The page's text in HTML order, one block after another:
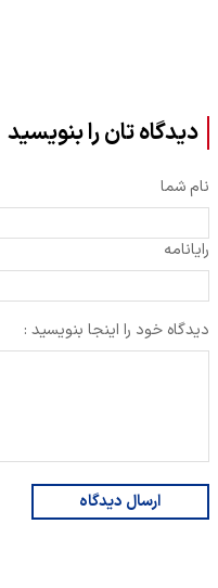
دیدگاه تان را بنویسید
نام شما
رایانامه
دیدگاه خود را اینجا بنویسید :
ارسال دیدگاه